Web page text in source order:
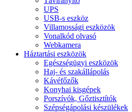
UPS
USB-s eszköz
Villamossági eszközök
Vonalkód olvasó
Webkamera
Háztartási eszközök
Egészségügyi eszközök
Haj- és szakállápolás
Kávéfőzők
Konyhai kisgépek
Porszívók, Gőztisztítók
Szépségápolási készülékek